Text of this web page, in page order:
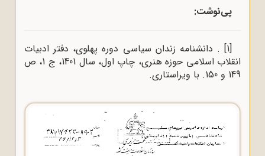
پی‌نوشت:
[1]
. دانشنامه زندان سیاسی دوره پهلوی، دفتر ادبیات
انقلاب اسلامی حوزه هنری، چاپ اول، سال 1401، ج 1، ص
149 و 150. با ویراستاری.